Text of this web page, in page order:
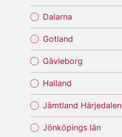
Dalarna
Gotland
Gävleborg
Halland
Jämtland Härjedalen
Jönköpings län